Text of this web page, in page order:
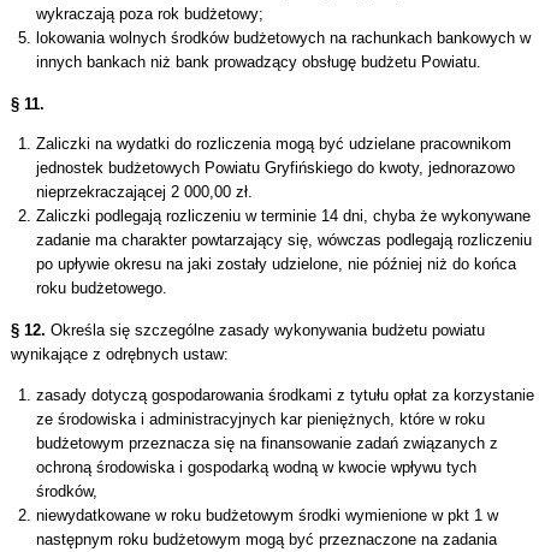
wykraczają poza rok budżetowy;
lokowania wolnych środków budżetowych na rachunkach bankowych w
innych bankach niż bank prowadzący obsługę budżetu Powiatu.
§ 11.
Zaliczki na wydatki do rozliczenia mogą być udzielane pracownikom
jednostek budżetowych Powiatu Gryfińskiego do kwoty, jednorazowo
nieprzekraczającej 2 000,00 zł.
Zaliczki podlegają rozliczeniu w terminie 14 dni, chyba że wykonywane
zadanie ma charakter powtarzający się, wówczas podlegają rozliczeniu
po upływie okresu na jaki zostały udzielone, nie później niż do końca
roku budżetowego.
§ 12. Określa się szczególne zasady wykonywania budżetu powiatu
wynikające z odrębnych ustaw:
zasady dotyczą gospodarowania środkami z tytułu opłat za korzystanie
ze środowiska i administracyjnych kar pieniężnych, które w roku
budżetowym przeznacza się na finansowanie zadań związanych z
ochroną środowiska i gospodarką wodną w kwocie wpływu tych
środków,
niewydatkowane w roku budżetowym środki wymienione w pkt 1 w
następnym roku budżetowym mogą być przeznaczone na zadania